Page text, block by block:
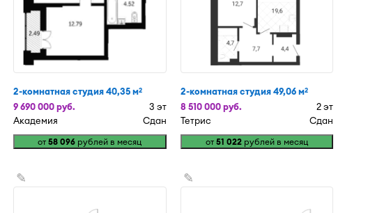
2-комнатная студия 40,35 м2
9 690 000 руб.
3 эт
Академия
Сдан
от58 096 рублей в месяц
2-комнатная студия 49,06 м2
8 510 000 руб.
2 эт
Тетрис
Сдан
от 51 022рублей в месяц
✎ ✎